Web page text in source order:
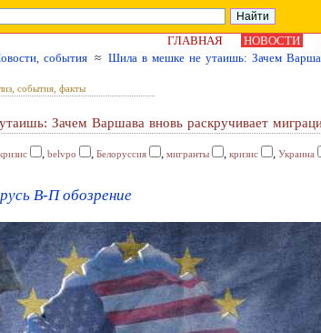
ГЛАВНАЯ
НОВОСТИ
события ≈ Шила в мешке не утаишь: Зачем
события, факты
Зачем Варшава вновь раскручивает
, belvpo , Белоруссия , мигранты , кризис , Украина
В-П обозрение